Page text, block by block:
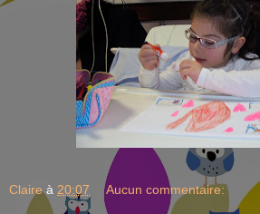
Claire à 20:07 Aucun commentaire: